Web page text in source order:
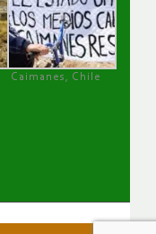
Caimanes, Chile